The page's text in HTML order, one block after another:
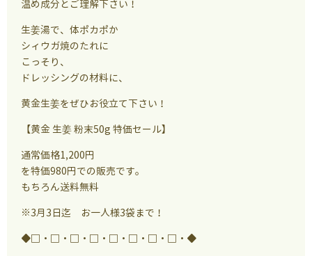
温め成分とご理解下さい！
生姜湯で、体ポカポか
シィウガ焼のたれに
こっそり、
ドレッシングの材料に、
黄金生姜をぜひお役立て下さい！
【黄金 生姜 粉末50g 特価セール】
通常価格1,200円
を特価980円での販売です。
もちろん送料無料
※3月3日迄 お一人様3袋まで！
◆□・□・□・□・□・□・□・□・◆